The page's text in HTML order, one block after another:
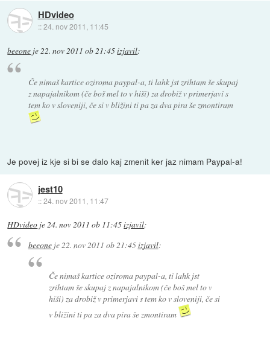
HDvideo
::24. nov 2011, 11:45
beeone je22. nov 2011 ob 21:45izjavil:
Če nimaš kartice oziroma paypal-a, ti lahk jst zrihtam še skupaj
z napajalnikom (če boš mel to v hiši) za drobiž v primerjavi s
tem ko v sloveniji, če si v bližini ti pa za dva pira še zmontiram
Je povej iz kje si bi se dalo kaj zmenit ker jaz nimam Paypal-a!
jest10
::24. nov 2011, 11:47
HDvideo je24. nov 2011 ob 11:45izjavil:
beeoneje 22. nov 2011 ob 21:45izjavil:
Če nimaš kartice oziroma paypal-a, ti lahk jst
zrihtam še skupaj z napajalnikom (če boš mel to v
hiši) za drobiž v primerjavi s tem ko v sloveniji, če si
v bližini ti pa za dva pira še zmontiram